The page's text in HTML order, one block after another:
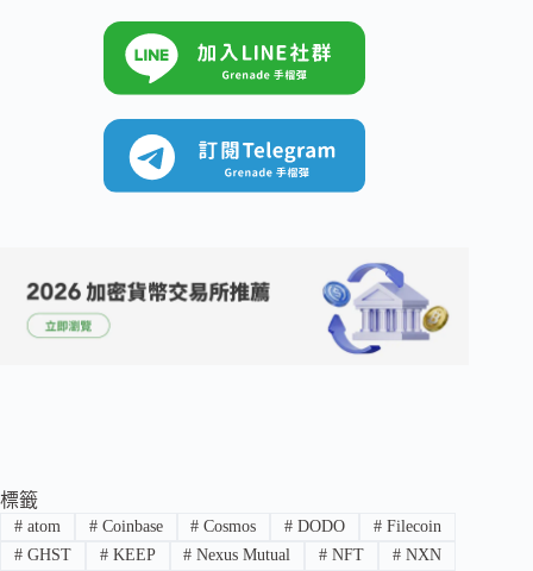
標籤
#atom #Coinbase # Cosmos # DODO # Filecoin
#GHST #KEEP # Nexus Mutual # NFT # NXN